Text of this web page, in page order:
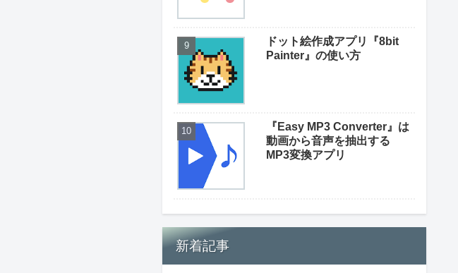
ドット絵作成アプリ『8bit
Painter』の使い方
『Easy MP3 Converter』は
動画から音声を抽出する
MP3変換アプリ
新着記事